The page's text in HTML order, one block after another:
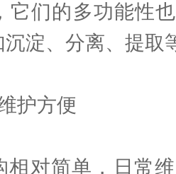
它们的多功能性
淀、分离、提取
方便
简单，日常维